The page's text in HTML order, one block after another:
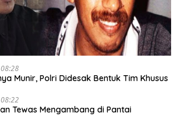
Munir, Polri Didesak Bentuk Tim Khusus
Tewas Mengambang di Pantai